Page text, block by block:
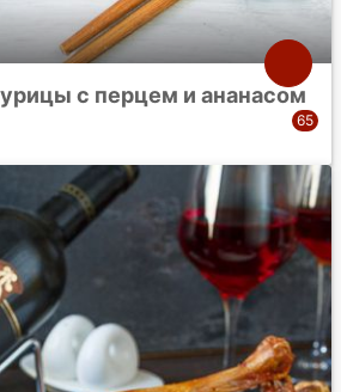
с перцем и ананасом